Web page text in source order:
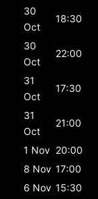
30
Oct
18:30
30
Oct
22:00
31
Oct
17:30
31
Oct
21:00
1 Nov 20:00
8 Nov 17:00
6 Nov 15:30